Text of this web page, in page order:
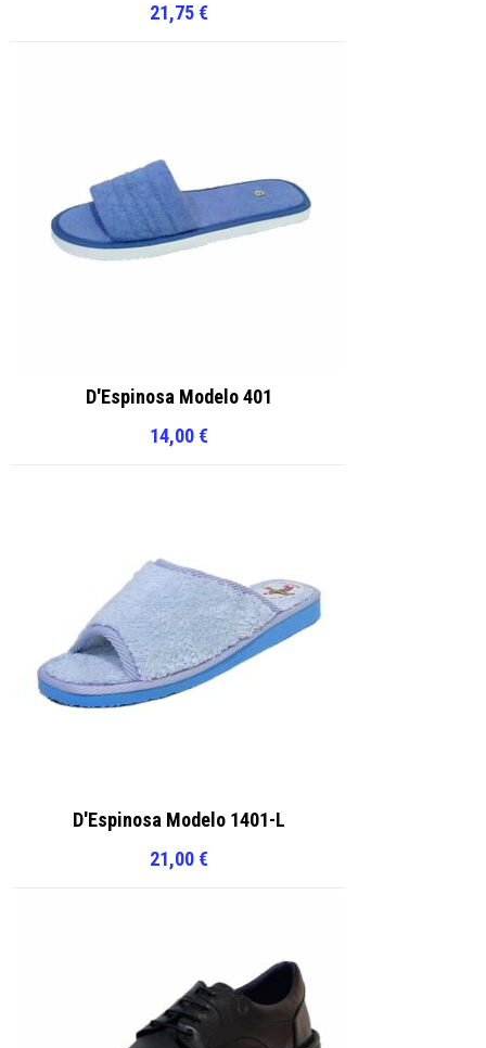
21,75€
D'Espinosa Modelo 401
14,00€
D'Espinosa Modelo 1401-L
21,00€